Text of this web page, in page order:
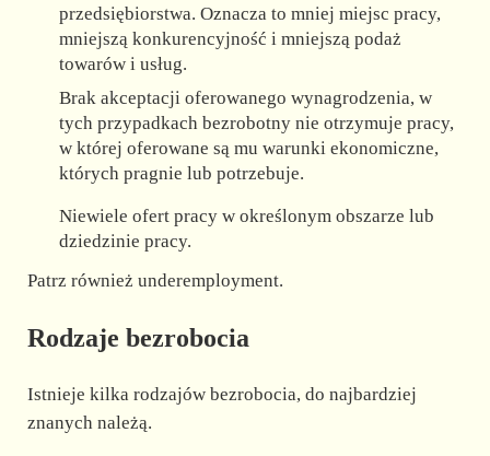
przedsiębiorstwa. Oznacza to mniej miejsc pracy,
mniejszą konkurencyjność i mniejszą podaż
towarów i usług.
Brak akceptacji oferowanego wynagrodzenia, w
tych przypadkach bezrobotny nie otrzymuje pracy,
w której oferowane są mu warunki ekonomiczne,
których pragnie lub potrzebuje.
Niewiele ofert pracy w określonym obszarze lub
dziedzinie pracy.
Patrz również underemployment.
Rodzaje bezrobocia
Istnieje kilka rodzajów bezrobocia, do najbardziej
znanych należą.